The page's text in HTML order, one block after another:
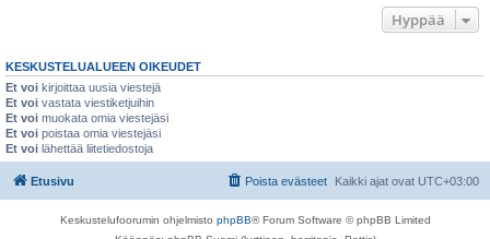
Hyppää
KESKUSTELUALUEEN OIKEUDET
Et voi kirjoittaa uusia viestejä
Et voi vastata viestiketjuihin
Et voi muokata omia viestejäsi
Et voi poistaa omia viestejäsi
Et voi lähettää liitetiedostoja
Etusivu Kaikki ajat ovat UTC+03:00
Poista evästeet
Keskustelufoorumin ohjelmisto phpBB® Forum Software © phpBB Limited